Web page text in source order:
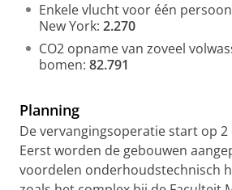
Enkele vlucht voor één
New York: 2.270
CO2 opname van zoveel
bomen: 82.791
Planning
De vervangingsoperatie start op 2
Eerst worden de gebouwen
voordelen onderhoudstechnisch